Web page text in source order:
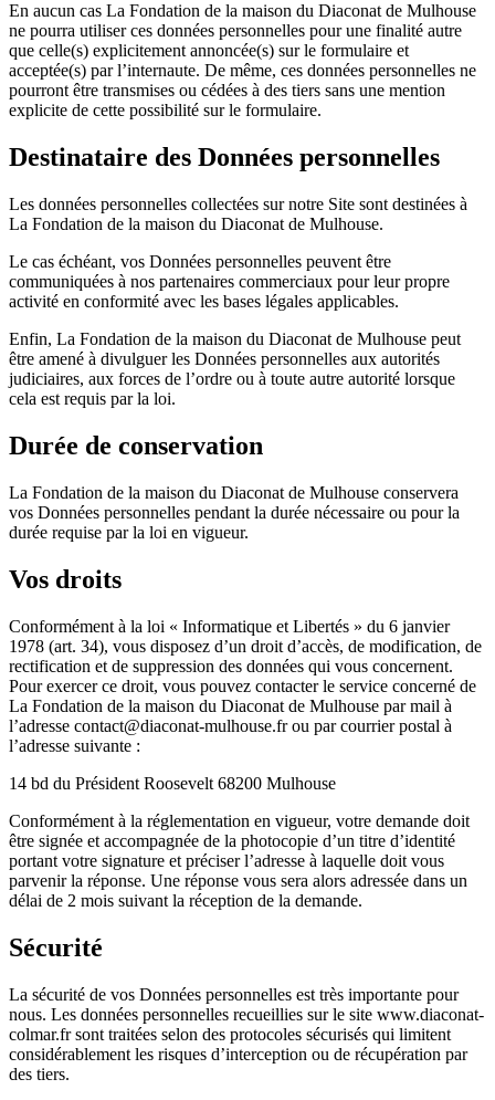
En aucun cas La Fondation de la maison du Diaconat de Mulhouse
ne pourra utiliser ces données personnelles pour une finalité autre
que celle(s) explicitement annoncée(s) sur le formulaire et
acceptée(s) par l’internaute. De même, ces données personnelles ne
pourront être transmises ou cédées à des tiers sans une mention
explicite de cette possibilité sur le formulaire.
Destinataire des Données personnelles
Les données personnelles collectées sur notre Site sont destinées à
La Fondation de la maison du Diaconat de Mulhouse.
Le cas échéant, vos Données personnelles peuvent être
communiquées à nos partenaires commerciaux pour leur propre
activité en conformité avec les bases légales applicables.
Enfin, La Fondation de la maison du Diaconat de Mulhouse peut
être amené à divulguer les Données personnelles aux autorités
judiciaires, aux forces de l’ordre ou à toute autre autorité lorsque
cela est requis par la loi.
Durée de conservation
La Fondation de la maison du Diaconat de Mulhouse conservera
vos Données personnelles pendant la durée nécessaire ou pour la
durée requise par la loi en vigueur.
Vos droits
Conformément à la loi « Informatique et Libertés » du 6 janvier
1978 (art. 34), vous disposez d’un droit d’accès, de modification, de
rectification et de suppression des données qui vous concernent.
Pour exercer ce droit, vous pouvez contacter le service concerné de
La Fondation de la maison du Diaconat de Mulhouse par mail à
l’adresse contact@diaconat-mulhouse.fr ou par courrier postal à
l’adresse suivante :
14 bd du Président Roosevelt 68200 Mulhouse
Conformément à la réglementation en vigueur, votre demande doit
être signée et accompagnée de la photocopie d’un titre d’identité
portant votre signature et préciser l’adresse à laquelle doit vous
parvenir la réponse. Une réponse vous sera alors adressée dans un
délai de 2 mois suivant la réception de la demande.
Sécurité
La sécurité de vos Données personnelles est très importante pour
nous. Les données personnelles recueillies sur le site www.diaconat-
colmar.fr sont traitées selon des protocoles sécurisés qui limitent
considérablement les risques d’interception ou de récupération par
des tiers.